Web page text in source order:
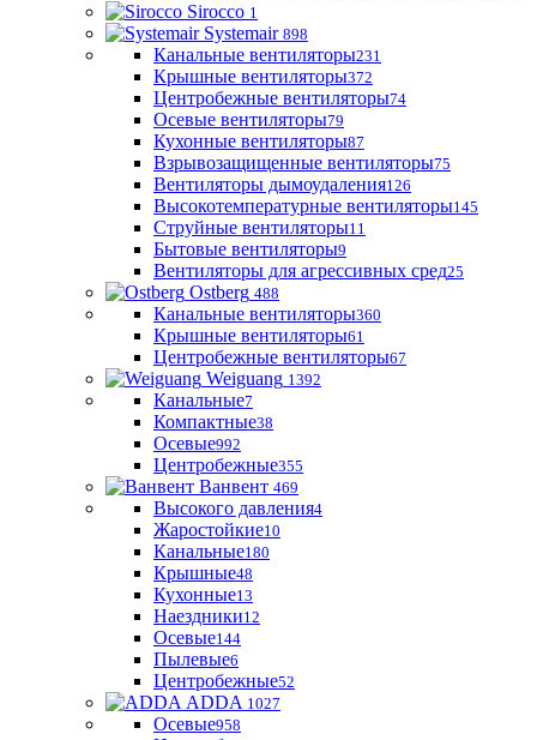
Sirocco 1
Systemair 898
Канальные вентиляторы231
Крышные вентиляторы372
Центробежные вентиляторы74
Осевые вентиляторы79
Кухонные вентиляторы87
Взрывозащищенные вентиляторы75
Вентиляторы дымоудаления126
Высокотемпературные вентиляторы145
Струйные вентиляторы11
Бытовые вентиляторы9
Вентиляторы для агрессивных сред25
Ostberg 488
Канальные вентиляторы360
Крышные вентиляторы61
Центробежные вентиляторы67
Weiguang 1392
Канальные7
Компактные38
Осевые992
Центробежные355
Ванвент 469
Высокого давления4
Жаростойкие10
Канальные180
Крышные48
Кухонные13
Наездники12
Осевые144
Пылевые6
Центробежные52
ADDA 1027
Осевые958